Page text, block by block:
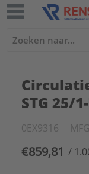
STG 25/
0EX9316
€859,81 /